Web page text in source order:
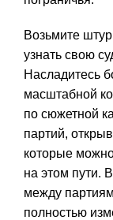
Возьмите
узнать свою
Насладитесь
масштабной
по сюжетной
партий,
которые
на этом пути.
между
полностью